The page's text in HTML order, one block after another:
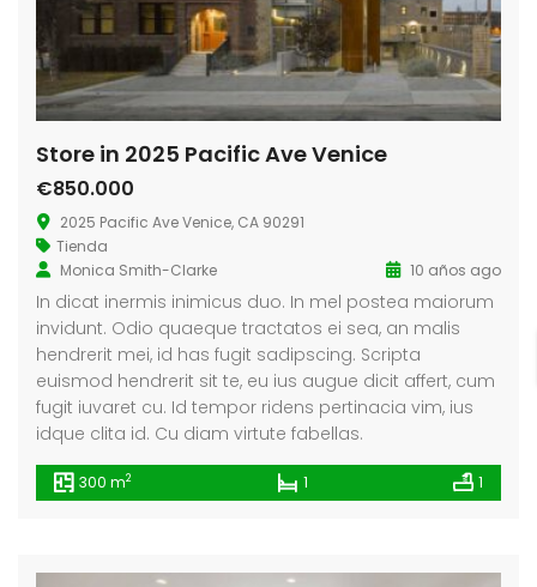
Store in 2025 Pacific Ave Venice
€850.000
2025 Pacific Ave Venice, CA 90291
Tienda
Monica Smith-Clarke
10 años ago
In dicat inermis inimicus duo. In mel postea maiorum
invidunt. Odio quaeque tractatos ei sea, an malis
hendrerit mei, id has fugit sadipscing. Scripta
euismod hendrerit sit te, eu ius augue dicit affert, cum
fugit iuvaret cu. Id tempor ridens pertinacia vim, ius
idque clita id. Cu diam virtute fabellas.
300 m2 1 1